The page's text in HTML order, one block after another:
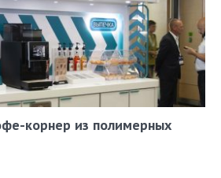
корнер из полимерных